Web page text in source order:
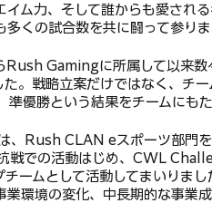
イム力、そして誰からも愛され
くの試合数を共に闘って参りま
Gamingに所属して以来数
た。戦略立案だけではなく、チ
優勝という結果をチームにもた
Rush CLAN eスポーツ部門を
戦での活動はじめ、CWL
ームとして活動してまいりまし
業環境の変化、中長期的な事